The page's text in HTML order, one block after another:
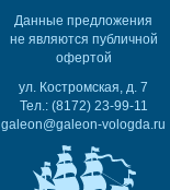
Данные предложения
не являются публичной
офертой
ул. Костромская, д. 7
Тел.: (8172) 23-99-11
galeon@galeon-vologda.ru